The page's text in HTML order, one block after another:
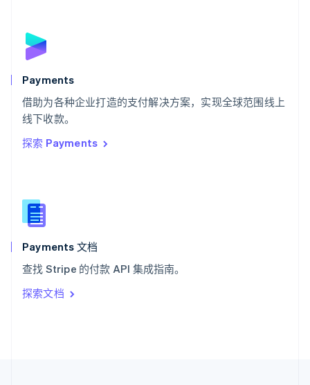
Payments
借助为各种企业打造的支付解决方案，实现全球范围线上
线下收款。
探索 Payments
Payments 文档
查找 Stripe 的付款 API 集成指南。
探索文档
English
斯洛文尼亚
泰国
ไทยEnglish
希腊
English
西班牙
新西兰
English
匈牙利
English
ItalianoEnglish
印度
English